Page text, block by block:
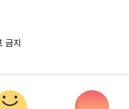
금지